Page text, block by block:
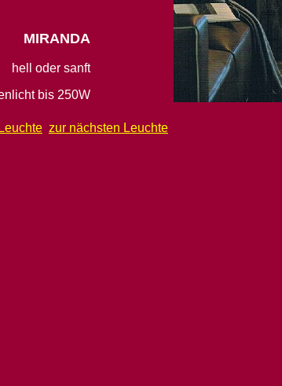
MIRANDA
hell oder sanft
bis 250W
zur nächsten Leuchte